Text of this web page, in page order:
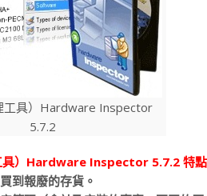
工具）Hardware Inspector
5.7.2
具）Hardware Inspector 5.7.2 特
到報廢的存貨。